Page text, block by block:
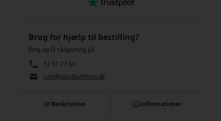
Brug for hjælp til bestilling?
Ring og få rådgivning på
52 51 77 60
salg@plastbutikken.dk
Beskrivelse Informationer